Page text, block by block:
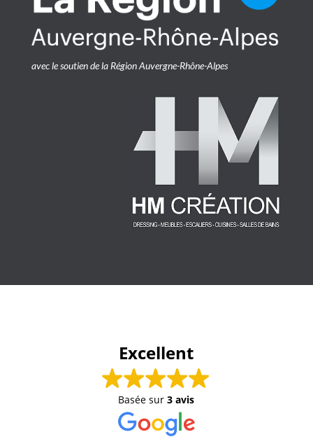
avec le soutien de la Région Auvergne-Rhône-Alpes
Excellent
Basée sur3 avis